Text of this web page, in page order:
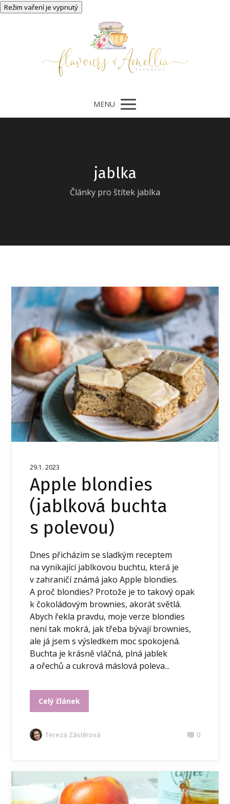
MENU
jablka
Články pro štítek jablka
29.1. 2023
Apple blondies
(jablková buchta
s polevou)
Dnes přicházím se sladkým receptem
na vynikající jablkovou buchtu, která je
v zahraničí známá jako Apple blondies.
A proč blondies? Protože je to takový opak
k čokoládovým brownies, akorát světlá.
Abych řekla pravdu, moje verze blondies
není tak mokrá, jak třeba bývají brownies,
ale já jsem s výsledkem moc spokojená.
Buchta je krásně vláčná, plná jablek
a ořechů a cukrová máslová poleva...
Celý článek
Tereza Zástěrová 0